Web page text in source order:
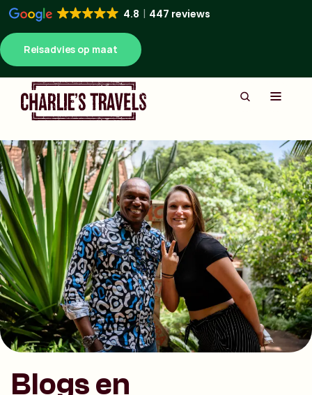
4.8 447 reviews
Reisadvies op maat
Blogs en